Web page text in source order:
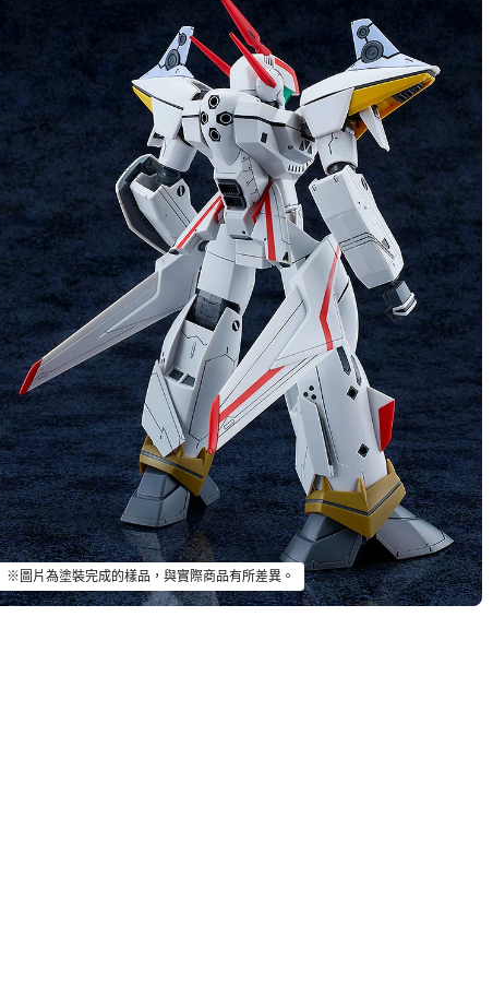
※圖片為塗裝完成的樣品，與實際商品有所差異。